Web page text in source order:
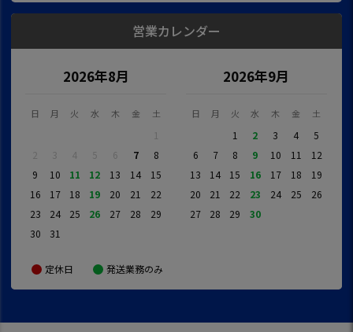
営業カレンダー
2026年8月
日 月 火 水 木 金 土
1
2
3 4 5 6 7
8
9
10 11 12 13 14
15
16
17 18 19 20 21
22
23
24 25 26 27 28
29
30
31
2026年9月
日 月 火 水 木 金 土
1 2 3 4
5
6
7 8 9 10 11
12
13
14 15 16 17 18
19
20
21 22 23 24 25
26
27
28 29 30
定休日 発送業務のみ